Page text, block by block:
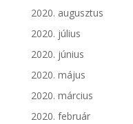
2020. augusztus
2020. július
2020. június
2020. május
2020. március
2020. február